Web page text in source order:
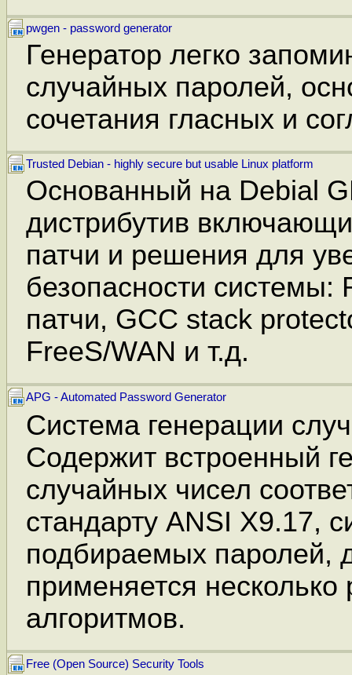
pwgen - password generator
Генератор легко
случайных паролей,
сочетания гласных и
Trusted Debian - highly secure but usable Linux platform
Основанный на Debial
дистрибутив
патчи и решения для
безопасности системы:
патчи, GCC stack
FreeS/WAN и т.д.
APG - Automated Password Generator
Система генерации
Содержит встроенный
случайных чисел
стандарту ANSI X9.17,
подбираемых паролей,
применяется несколько
алгоритмов.
Free (Open Source) Security Tools